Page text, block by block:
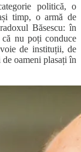
politică, o
timp, o armă de
Băsescu: în
nu poți conduce
de instituții, de
oameni plasați în